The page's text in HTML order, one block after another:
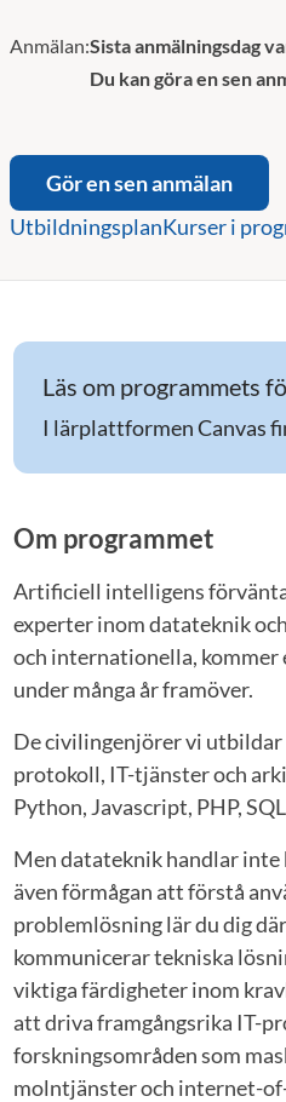
Anmälan:Sista anmälningsdag
Du kan göra en sen
Gör en sen anmälan
UtbildningsplanKurser i
Läs om programmets
I lärplattformen Canvas
Om programmet
Artificiell intelligens
experter inom datateknik
och internationella,
under många år framöver.
De civilingenjörer vi
protokoll, IT-tjänster och
Python, Javascript, PHP,
Men datateknik handlar inte
även förmågan att förstå
problemlösning lär du dig
kommunicerar tekniska
viktiga färdigheter inom
att driva framgångsrika IT-
forskningsområden som
molntjänster och internet-